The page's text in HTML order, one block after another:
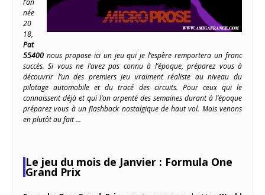
l’an
née
20
18,
Pat
55400 nous propose ici un jeu qui je l’espère remportera un franc
succès. Si vous ne l’avez pas connu à l’époque, préparez vous à
découvrir l’un des premiers jeu vraiment réaliste au niveau du
pilotage automobile et du tracé des circuits. Pour ceux qui le
connaissent déjà et qui l’on arpenté des semaines durant à l’époque
préparez vous à un flashback nostalgique de haut vol. Mais venons
en plutôt au fait …
Le jeu du mois de Janvier : Formula One
Grand Prix